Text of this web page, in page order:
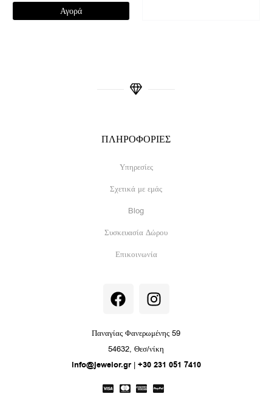
Αγορά
ΠΛΗΡΟΦΟΡΙΕΣ
Υπηρεσίες
Σχετικά με εμάς
Blog
Συσκευασία Δώρου
Επικοινωνία
F
a
e
b
o
o
k
I
n
t
a
g
r
a
Παναγίας Φανερωμένης 59
54632, Θεσ/νίκη
info@jewelor.gr| +30 231 051 7410